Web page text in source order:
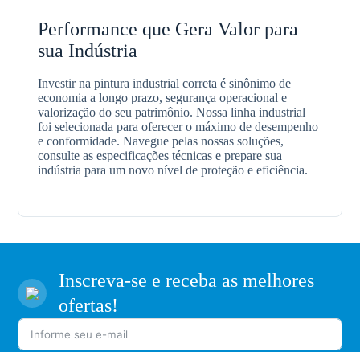
Performance que Gera Valor para
sua Indústria
Investir na pintura industrial correta é sinônimo de
economia a longo prazo, segurança operacional e
valorização do seu patrimônio. Nossa linha industrial
foi selecionada para oferecer o máximo de desempenho
e conformidade. Navegue pelas nossas soluções,
consulte as especificações técnicas e prepare sua
indústria para um novo nível de proteção e eficiência.
Inscreva-se e receba as melhores
ofertas!